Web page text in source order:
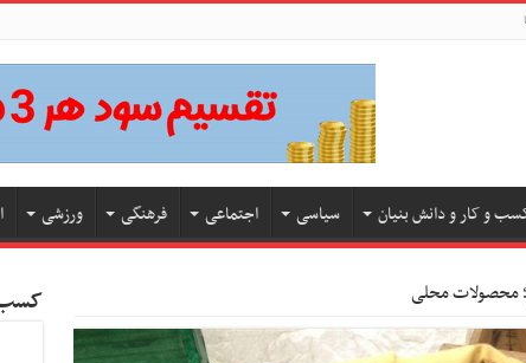
و کار و دانش بنیان سیاسی اجتماعی فرهنگی ورزشی
محصولات محلی کسب